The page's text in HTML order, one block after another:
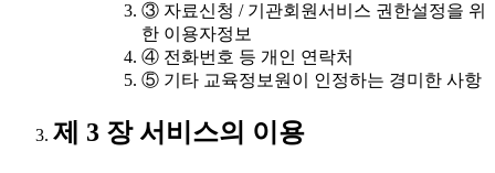
③ 자료신청 / 기관회원서비스 권한설정을 위
한 이용자정보
④ 전화번호 등 개인 연락처
⑤ 기타 교육정보원이 인정하는 경미한 사항
제 3 장 서비스의 이용